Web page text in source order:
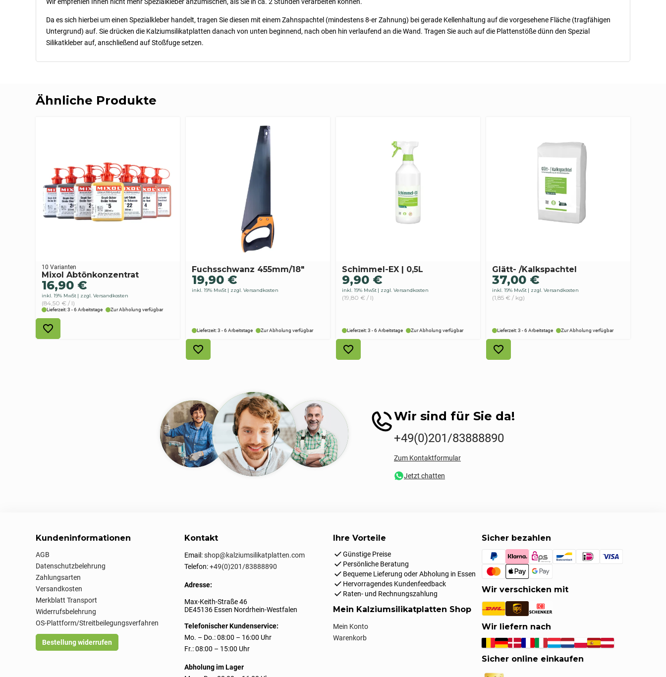
Da es sich hierbei um einen Spezialkleber handelt, tragen Sie diesen mit einem Zahnspachtel (mindestens 8-er Zahnung) bei gerade Kellenhaltung auf die vorgesehene Fläche (tragfähigen
Untergrund) auf. Sie drücken die Kalziumsilikatplatten danach von unten beginnend, nach oben hin verlaufend an die Wand. Tragen Sie auch auf die Plattenstöße dünn den Spezial
Silikatkleber auf, anschließend auf Stoßfuge setzen.
Ähnliche Produkte
Mixol Abtönkonzentrat
16,90 €
inkl. 19% MwSt zzgl. Versandkosten
(84,50 € / l)
10 Varianten
Lieferzeit: 3 - 6 Arbeitstage Zur Abholung verfügbar
Fuchsschwanz 455mm/18″
19,90 €
inkl. 19% MwSt zzgl. Versandkosten
Lieferzeit: 3 - 6 Arbeitstage Zur Abholung verfügbar
Schimmel-EX | 0,5L
9,90 €
inkl. 19% MwSt zzgl. Versandkosten
(19,80 € / l)
Lieferzeit: 3 - 6 Arbeitstage Zur Abholung verfügbar
Glätt- /Kalkspachtel
37,00 €
inkl. 19% MwSt zzgl. Versandkosten
(1,85 € / kg)
Lieferzeit: 3 - 6 Arbeitstage Zur Abholung verfügbar
Wir sind für Sie da!
+49(0)201/83888890
Zum Kontaktformular
Jetzt chatten
Kundeninformationen
AGB
Datenschutzbelehrung
Zahlungsarten
Versandkosten
Merkblatt Transport
Widerrufsbelehrung
OS-Plattform/Streitbeilegungsverfahren
Bestellung widerrufen
Kontakt
Email:shop@kalziumsilikatplatten.com
Telefon:+49(0)201/83888890
Adresse:
Max-Keith-Straße 46
DE45136 Essen Nordrhein-Westfalen
Telefonischer Kundenservice:
Mo. – Do.: 08:00 – 16:00 Uhr
Fr.: 08:00 – 15:00 Uhr
Abholung im Lager
Ihre Vorteile
Günstige Preise
Persönliche Beratung
Bequeme Lieferung oder Abholung in Essen
Hervorragendes Kundenfeedback
Raten- und Rechnungszahlung
Mein Kalziumsilikatplatten Shop
Mein Konto
Warenkorb
Sicher bezahlen
Wir verschicken mit
Wir liefern nach
Sicher online einkaufen